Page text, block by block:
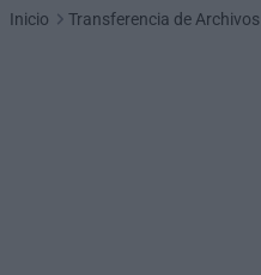
Inicio Transferencia de Archivos